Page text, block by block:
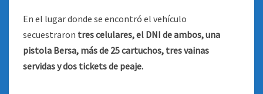
En el lugar donde se encontró el vehículo
secuestraron tres celulares, el DNI de ambos, una
pistola Bersa, más de 25 cartuchos, tres vainas
servidas y dos tickets de peaje.